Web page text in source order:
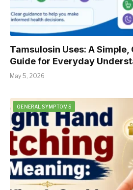
Tamsulosin Uses: A Simple,
Guide for Everyday
May 5, 2026
GENERAL SYMPTOMS